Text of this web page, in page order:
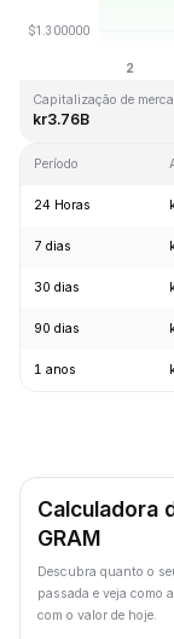
Capitalização de
kr3.76B
Período
24 Horas
7 dias
30 dias
90 dias
1 anos
Calculadora
GRAM
Descubra quanto o
passada e veja como
com o valor de hoje.